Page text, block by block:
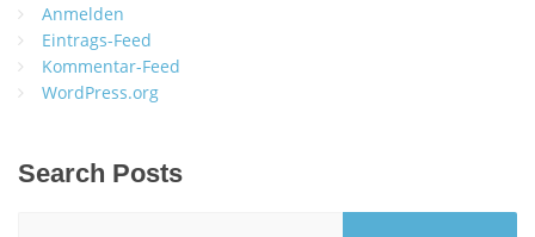
Anmelden
Eintrags-Feed
Kommentar-Feed
WordPress.org
Search Posts